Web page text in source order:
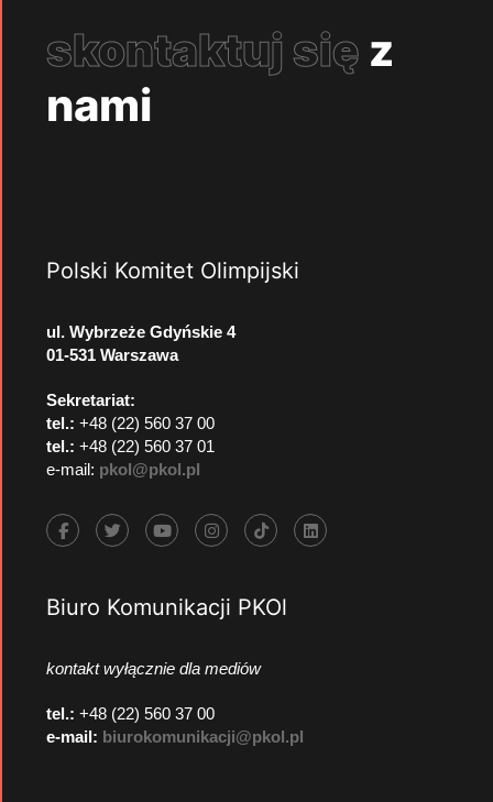
skontaktuj się z
nami
Polski Komitet Olimpijski
ul. Wybrzeże Gdyńskie 4
01-531 Warszawa
Sekretariat:
tel.: +48 (22) 560 37 00
tel.: +48 (22) 560 37 01
e-mail: pkol@pkol.pl
Biuro Komunikacji PKOl
kontakt wyłącznie dla mediów
tel.: +48 (22) 560 37 00
e-mail: biurokomunikacji@pkol.pl